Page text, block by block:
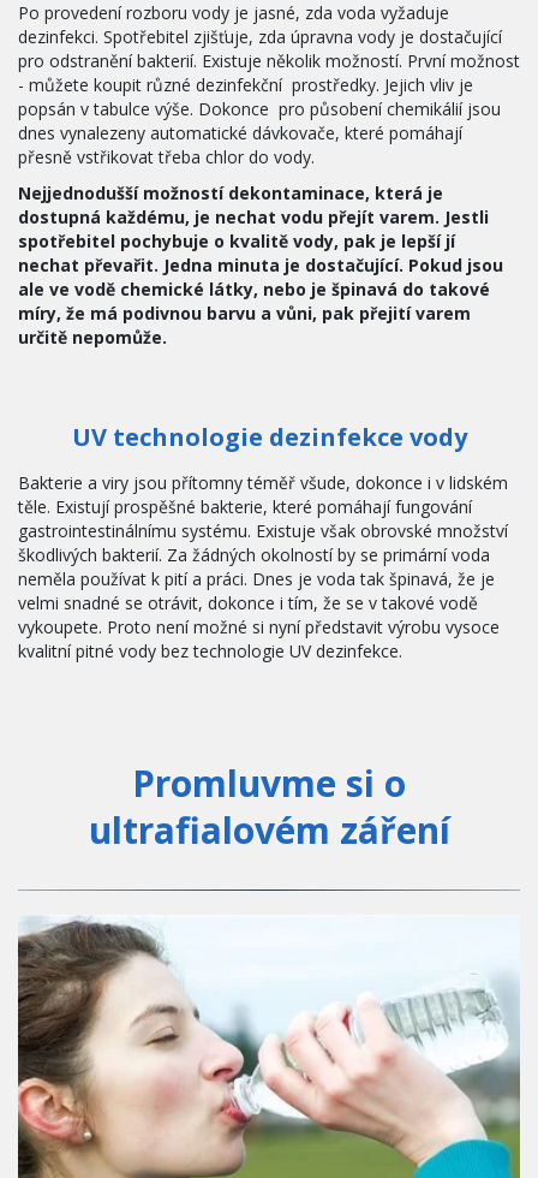
Po provedení rozboru vody je jasné, zda voda vyžaduje
dezinfekci. Spotřebitel zjišťuje, zda úpravna vody je dostačující
pro odstranění bakterií. Existuje několik možností. První možnost
- můžete koupit různé dezinfekční  prostředky. Jejich vliv je
popsán v tabulce výše. Dokonce  pro působení chemikálií jsou
dnes vynalezeny automatické dávkovače, které pomáhají
přesně vstřikovat třeba chlor do vody.
Nejjednodušší možností dekontaminace, která je
dostupná každému, je nechat vodu přejít varem. Jestli
spotřebitel pochybuje o kvalitě vody, pak je lepší jí
nechat převařit. Jedna minuta je dostačující. Pokud jsou
ale ve vodě chemické látky, nebo je špinavá do takové
míry, že má podivnou barvu a vůni, pak přejití varem
určitě nepomůže.
UV technologie dezinfekce vody
Bakterie a viry jsou přítomny téměř všude, dokonce i v lidském
těle. Existují prospěšné bakterie, které pomáhají fungování
gastrointestinálnímu systému. Existuje však obrovské množství
škodlivých bakterií. Za žádných okolností by se primární voda
neměla používat k pití a práci. Dnes je voda tak špinavá, že je
velmi snadné se otrávit, dokonce i tím, že se v takové vodě
vykoupete. Proto není možné si nyní představit výrobu vysoce
kvalitní pitné vody bez technologie UV dezinfekce.
Promluvme si o
ultrafialovém záření